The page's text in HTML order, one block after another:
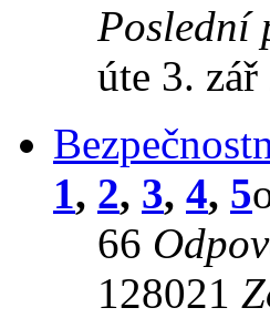
Poslední
úte 3.
1, 2, 3, 4, 5
66
128021